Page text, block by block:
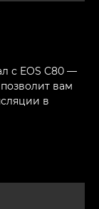
с EOS C80 —
вам
в